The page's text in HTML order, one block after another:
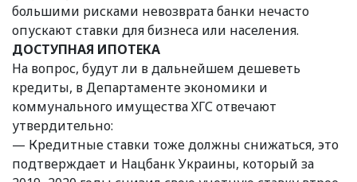
большими рисками невозврата банки нечасто
опускают ставки для бизнеса или населения.
ДОСТУПНАЯ ИПОТЕКА
На вопрос, будут ли в дальнейшем дешеветь
кредиты, в Департаменте экономики и
коммунального имущества ХГС отвечают
утвердительно:
— Кредитные ставки тоже должны снижаться, это
подтверждает и Нацбанк Украины, который за